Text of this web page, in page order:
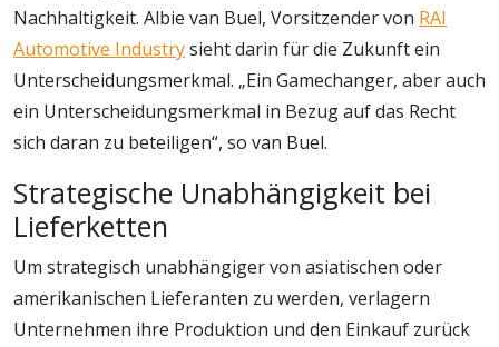
Nachhaltigkeit. Albie van Buel, Vorsitzender von RAI
Automotive Industrysieht darin für die Zukunft ein
Unterscheidungsmerkmal. „Ein Gamechanger, aber auch
ein Unterscheidungsmerkmal in Bezug auf das Recht
sich daran zu beteiligen“, so van Buel.
Strategische Unabhängigkeit bei
Lieferketten
Um strategisch unabhängiger von asiatischen oder
amerikanischen Lieferanten zu werden, verlagern
Unternehmen ihre Produktion und den Einkauf zurück